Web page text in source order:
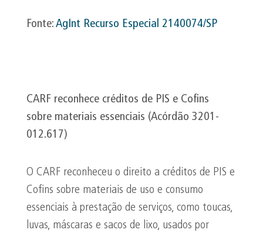
Fonte: AgInt Recurso Especial 2140074/SP
CARF reconhece créditos de PIS e Cofins
sobre materiais essenciais (Acórdão 3201-
012.617)
O CARF reconheceu o direito a créditos de PIS e
Cofins sobre materiais de uso e consumo
essenciais à prestação de serviços, como toucas,
luvas, máscaras e sacos de lixo, usados por